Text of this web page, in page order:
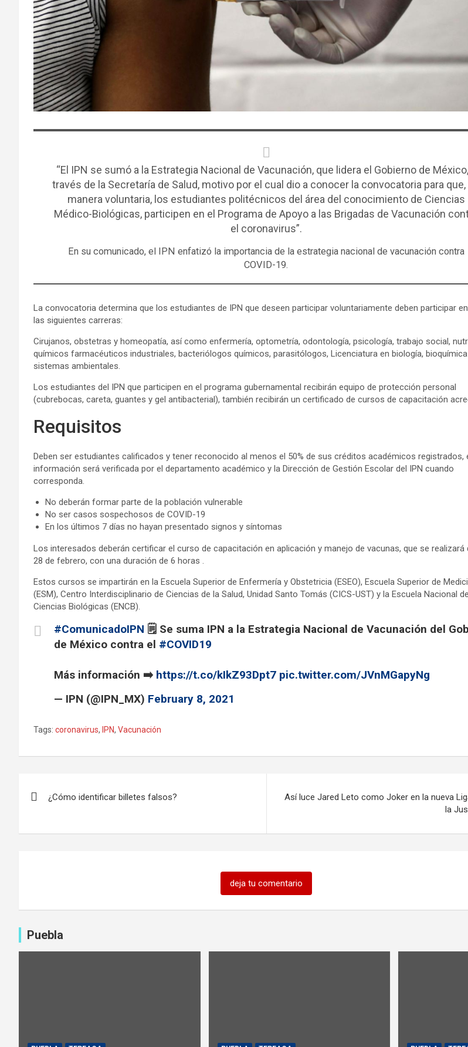
“El IPN se sumó a la Estrategia Nacional de Vacunación, que lidera el Gobierno de
través de la Secretaría de Salud, motivo por el cual dio a conocer la convocatoria para que,
manera voluntaria, los estudiantes politécnicos del área del conocimiento de Ciencias
Médico-Biológicas, participen en el Programa de Apoyo a las Brigadas de Vacunación
el coronavirus”.
En su comunicado, el IPN enfatizó la importancia de la estrategia nacional de vacunación contra
COVID-19.
La convocatoria determina que los estudiantes de IPN que deseen participar voluntariamente deben participar
las siguientes carreras:
Cirujanos, obstetras y homeopatía, así como enfermería, optometría, odontología, psicología, trabajo social,
químicos farmacéuticos industriales, bacteriólogos químicos, parasitólogos, Licenciatura en biología,
sistemas ambientales.
Los estudiantes del IPN que participen en el programa gubernamental recibirán equipo de protección personal
(cubrebocas, careta, guantes y gel antibacterial), también recibirán un certificado de cursos de capacitación
Requisitos
Deben ser estudiantes calificados y tener reconocido al menos el 50% de sus créditos académicos registrados,
información será verificada por el departamento académico y la Dirección de Gestión Escolar del IPN cuando
corresponda.
No deberán formar parte de la población vulnerable
No ser casos sospechosos de COVID-19
En los últimos 7 días no hayan presentado signos y síntomas
Los interesados ​​deberán certificar el curso de capacitación en aplicación y manejo de vacunas, que se realizará
28 de febrero, con una duración de 6 horas .
Estos cursos se impartirán en la Escuela Superior de Enfermería y Obstetricia (ESEO), Escuela Superior de
(ESM), Centro Interdisciplinario de Ciencias de la Salud, Unidad Santo Tomás (CICS-UST) y la Escuela Nacional de
Ciencias Biológicas (ENCB).
#ComunicadoIPN 🗒️ Se suma IPN a la Estrategia Nacional de Vacunación del
de México contra el #COVID19
Más información ➡️ https://t.co/kIkZ93Dpt7 pic.twitter.com/JVnMGapyNg
— IPN (@IPN_MX) February 8, 2021
Tags: coronavirus, IPN, Vacunación
entradas
¿Cómo identificar billetes falsos?
Así luce Jared Leto como Joker en la nueva
la
deja tu comentario
Puebla